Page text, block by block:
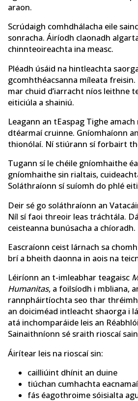
araon.
Scrúdaigh comhdhálacha eile
sonracha. Áiríodh claonadh
chinnteoireachta ina measc.
Pléadh úsáid na hintleachta
gcomhthéacsanna míleata freisin.
mar chuid d’iarracht níos leithne
eiticiúla a shainiú.
Leagann an tEaspag Tighe
dtéarmaí cruinne. Gníomhaíonn
thionólaí. Ní stiúrann sí forbairt
Tugann sí le chéile gníomhaithe
gníomhaithe sin rialtais,
Soláthraíonn sí suíomh do phlé
Deir sé go soláthraíonn an
Níl sí faoi threoir leas tráchtála.
ceisteanna bunúsacha a chíoradh.
Eascraíonn ceist lárnach sa
brí a bheith daonna in aois na
Léiríonn an t-imleabhar teagaisc
Humanitas, a foilsíodh i mbliana,
rannpháirtíochta seo thar
an doiciméad intleacht shaorga i
atá inchomparáide leis an
Sainaithníonn sé sraith rioscaí
Áirítear leis na rioscaí sin:
cailliúint dhínit an duine
tiúchan cumhachta
fás éagothroime sóisialta